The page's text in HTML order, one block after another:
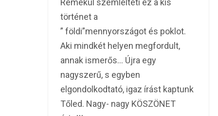
Remekül szemlélteti ez a kis
történet a
” földi”mennyországot és poklot.
Aki mindkét helyen megfordult,
annak ismerős… Újra egy
nagyszerű, s egyben
elgondolkodtató, igaz írást kaptunk
Tőled. Nagy- nagy KÖSZÖNET